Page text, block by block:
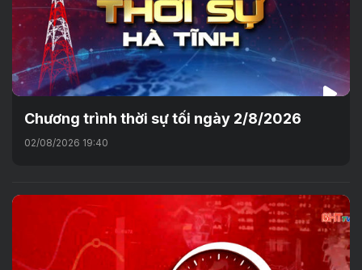
Chương trình thời sự tối ngày 2/8/2026
02/08/2026 19:40